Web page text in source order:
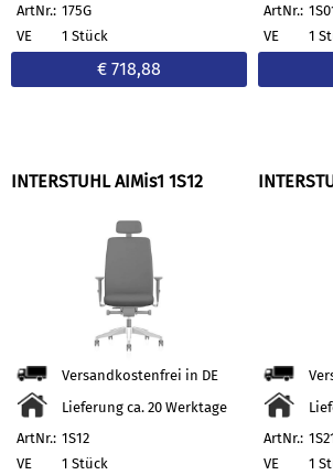
ArtNr.: 175G
VE
1 Stück
€ 718,88
ArtNr.:
VE
1
INTERSTUHL AIMis1 1S12
Versandkostenfrei in DE
Lieferung ca. 20 Werktage
ArtNr.: 1S12
VE
1 Stück
ArtNr.:
VE
1